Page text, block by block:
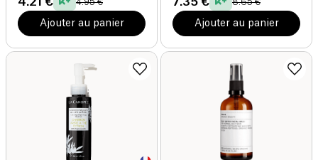
Ajouter au panier Ajouter au panier